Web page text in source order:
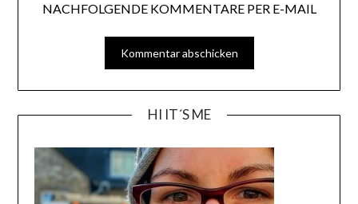
NACHFOLGENDE KOMMENTARE PER E-MAIL
HI IT´S ME